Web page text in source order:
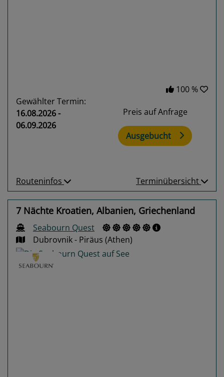
100 %
Gewählter Termin:
16.08.2026 -
06.09.2026
Preis auf Anfrage
Ausgebucht
Routeninfos Terminübersicht
7 Nächte Kroatien, Albanien, Griechenland
Seabourn Quest
Dubrovnik - Piräus (Athen)